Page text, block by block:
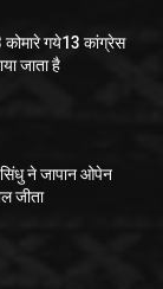
गये13 कांग्रेस
जाता है
ने जापान ओपेन
जीता